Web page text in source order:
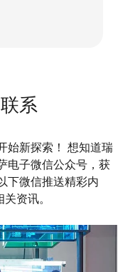
系
始新探索！ 想知道瑞
电子微信公众号，获
下微信推送精彩内
资讯。